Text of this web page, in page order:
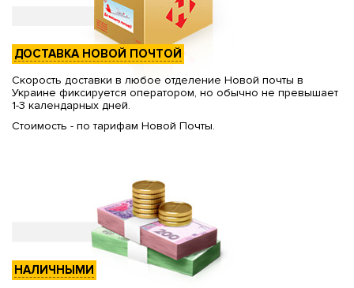
ДОСТАВКА НОВОЙ ПОЧТОЙ
Скорость доставки в любое отделение Новой почты в
Украине фиксируется оператором, но обычно не превышает
1-3 календарных дней.
Стоимость - по тарифам Новой Почты.
НАЛИЧНЫМИ